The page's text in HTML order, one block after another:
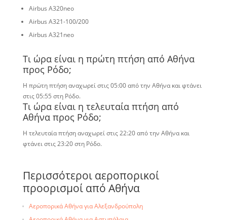
Airbus A320neo
Airbus A321-100/200
Airbus A321neo
Τι ώρα είναι η πρώτη πτήση από Αθήνα
προς Ρόδο;
Η πρώτη πτήση αναχωρεί στις 05:00 από την Αθήνα και φτάνει
στις 05:55 στη Ρόδο.
Τι ώρα είναι η τελευταία πτήση από
Αθήνα προς Ρόδο;
Η τελευταία πτήση αναχωρεί στις 22:20 από την Αθήνα και
φτάνει στις 23:20 στη Ρόδο.
Περισσότεροι αεροπορικοί
προορισμοί από Αθήνα
Αεροπορικά Αθήνα για Αλεξανδρούπολη